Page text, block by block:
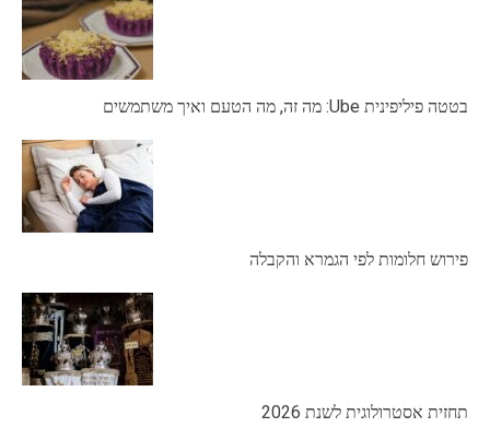
בטטה פיליפינית Ube: מה זה, מה הטעם ואיך משתמשים
פירוש חלומות לפי הגמרא והקבלה
תחזית אסטרולוגית לשנת 2026